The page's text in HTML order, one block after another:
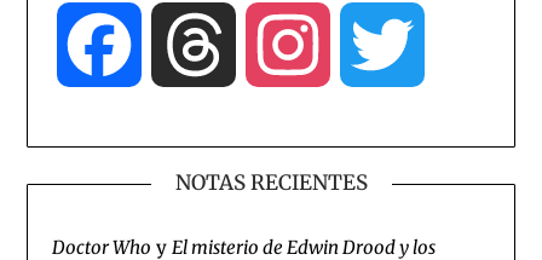
Facebook Threads Instagram
NOTAS RECIENTES
Doctor Who yEl misterio de Edwin Drood y los